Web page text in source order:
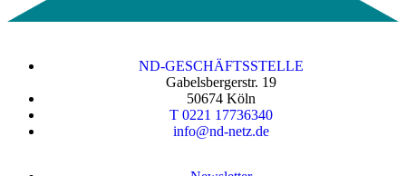
ND-GESCHÄFTSSTELLE
Gabelsbergerstr. 19
50674 Köln
T 0221 17736340
info@nd-netz.de